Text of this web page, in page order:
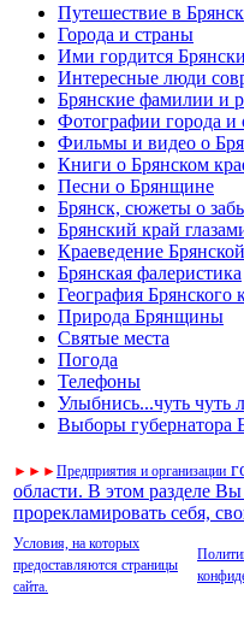
Путешествие в Брянск
Города и страны
Ими гордится
Интересные люди
Брянские фамилии и
Фотографии города и
Фильмы и видео о
Книги о Брянском
Песни о Брянщине
Брянск, сюжеты о
Брянский край
Краеведение
Брянская фалеристика
География Брянского
Природа Брянщины
Святые места
Погода
Телефоны
Улыбнись...чуть чуть
Выборы губернатора
► ► ►Предприятия и организации
области. В этом разделе
прорекламировать себя,
Условия, на которых
предоставляются страницы
сайта.